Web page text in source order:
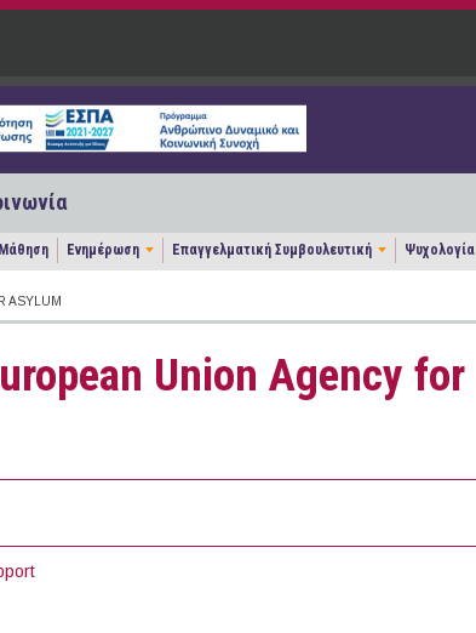
Ενημέρωση Επαγγελματική Συμβουλευτική Ψυχολογία
ASYLUM
Union Agency for